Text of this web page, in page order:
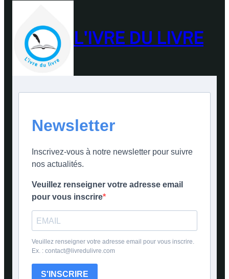
L'IVRE DU LIVRE
Newsletter
Inscrivez-vous à notre newsletter pour suivre
nos actualités.
Veuillez renseigner votre adresse email
pour vous inscrire
Veuillez renseigner votre adresse email pour vous inscrire.
Ex. : contact@livredulivre.com
S'INSCRIRE